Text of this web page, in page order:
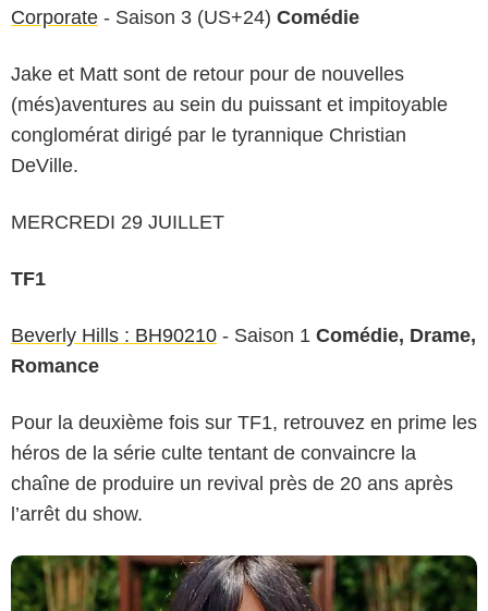
Corporate - Saison 3 (US+24) Comédie
Jake et Matt sont de retour pour de nouvelles
(més)aventures au sein du puissant et impitoyable
conglomérat dirigé par le tyrannique Christian
DeVille.
MERCREDI 29 JUILLET
TF1
Beverly Hills : BH90210 - Saison 1 Comédie, Drame,
Romance
Pour la deuxième fois sur TF1, retrouvez en prime les
héros de la série culte tentant de convaincre la
chaîne de produire un revival près de 20 ans après
l’arrêt du show.